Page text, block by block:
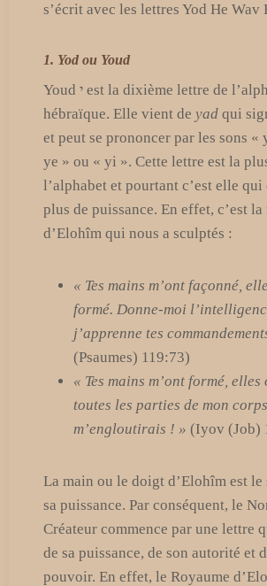
s’écrit avec les lettres Yod He Wav
1. Yod ou Youd
Youd י est la dixième lettre de l’alphabet
hébraïque. Elle vient de yad qui
et peut se prononcer par les sons «
ye » ou « yi ». Cette lettre est la
l’alphabet et pourtant c’est elle
plus de puissance. En effet, c’est la
d’Elohîm qui nous a sculptés :
« Tes mains m’ont façonné,
formé. Donne-moi
j’apprenne tes
(Psaumes) 119:73)
« Tes mains m’ont formé,
toutes les parties de mon
m’engloutirais ! » (Iyov (Job)
La main ou le doigt d’Elohîm est le
sa puissance. Par conséquent, le
Créateur commence par une lettre
de sa puissance, de son autorité et
pouvoir. En effet, le Royaume